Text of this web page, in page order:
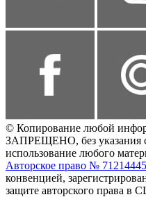
© Копирование любой
ЗАПРЕЩЕНО, без указания
использование любого
Авторское право №
конвенцией,
защите авторского права